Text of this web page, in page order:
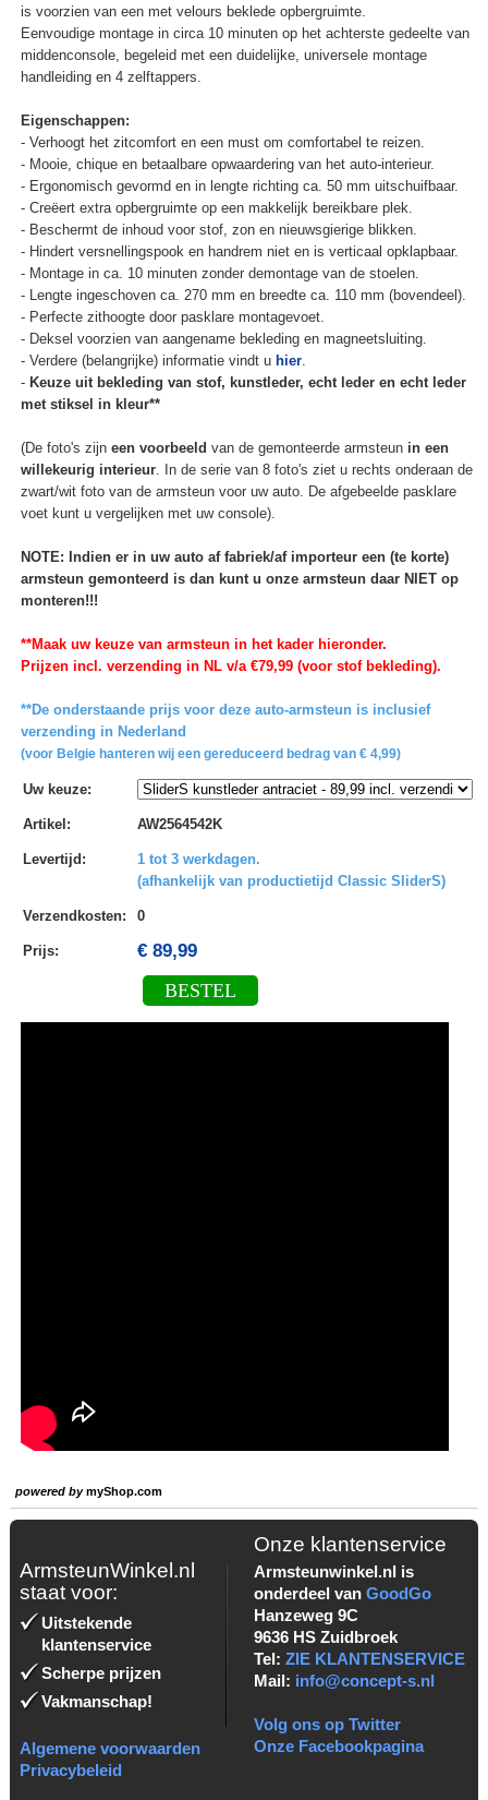
is voorzien van een met velours beklede opbergruimte.
Eenvoudige montage in circa 10 minuten op het achterste gedeelte van
middenconsole, begeleid met een duidelijke, universele montage
handleiding en 4 zelftappers.
Eigenschappen:
- Verhoogt het zitcomfort en een must om comfortabel te reizen.
- Mooie, chique en betaalbare opwaardering van het auto-interieur.
- Ergonomisch gevormd en in lengte richting ca. 50 mm uitschuifbaar.
- Creëert extra opbergruimte op een makkelijk bereikbare plek.
- Beschermt de inhoud voor stof, zon en nieuwsgierige blikken.
- Hindert versnellingspook en handrem niet en is verticaal opklapbaar.
- Montage in ca. 10 minuten zonder demontage van de stoelen.
- Lengte ingeschoven ca. 270 mm en breedte ca. 110 mm (bovendeel).
- Perfecte zithoogte door pasklare montagevoet.
- Deksel voorzien van aangename bekleding en magneetsluiting.
- Verdere (belangrijke) informatie vindt u hier.
- Keuze uit bekleding van stof, kunstleder, echt leder en echt leder
met stiksel in kleur**
(De foto's zijn een voorbeeld van de gemonteerde armsteun in een
willekeurig interieur. In de serie van 8 foto's ziet u rechts onderaan de
zwart/wit foto van de armsteun voor uw auto. De afgebeelde pasklare
voet kunt u vergelijken met uw console).
NOTE: Indien er in uw auto af fabriek/af importeur een (te korte)
armsteun gemonteerd is dan kunt u onze armsteun daar NIET op
monteren!!!
**Maak uw keuze van armsteun in het kader hieronder.
Prijzen incl. verzending in NL v/a €79,99 (voor stof bekleding).
**De onderstaande prijs voor deze auto-armsteun is inclusief
verzending in Nederland
(voor Belgie hanteren wij een gereduceerd bedrag van € 4,99)
Uw keuze:
Artikel : AW2564542K
Levertijd :
1 tot 3 werkdagen.
(afhankelijk van productietijd Classic SliderS)
Verzendkosten: 0
Prijs: € 89,99
BESTEL
powered bymyShop.com
ArmsteunWinkel.nl
staat voor:
Uitstekende
klantenservice
Scherpe prijzen
Vakmanschap!
Algemene voorwaarden
Privacybeleid
Onze klantenservice
Armsteunwinkel.nl is
onderdeel van GoodGo
Hanzeweg 9C
9636 HS Zuidbroek
Tel: ZIE KLANTENSERVICE
Mail: info@concept-s.nl
Volg ons op Twitter
Onze Facebookpagina